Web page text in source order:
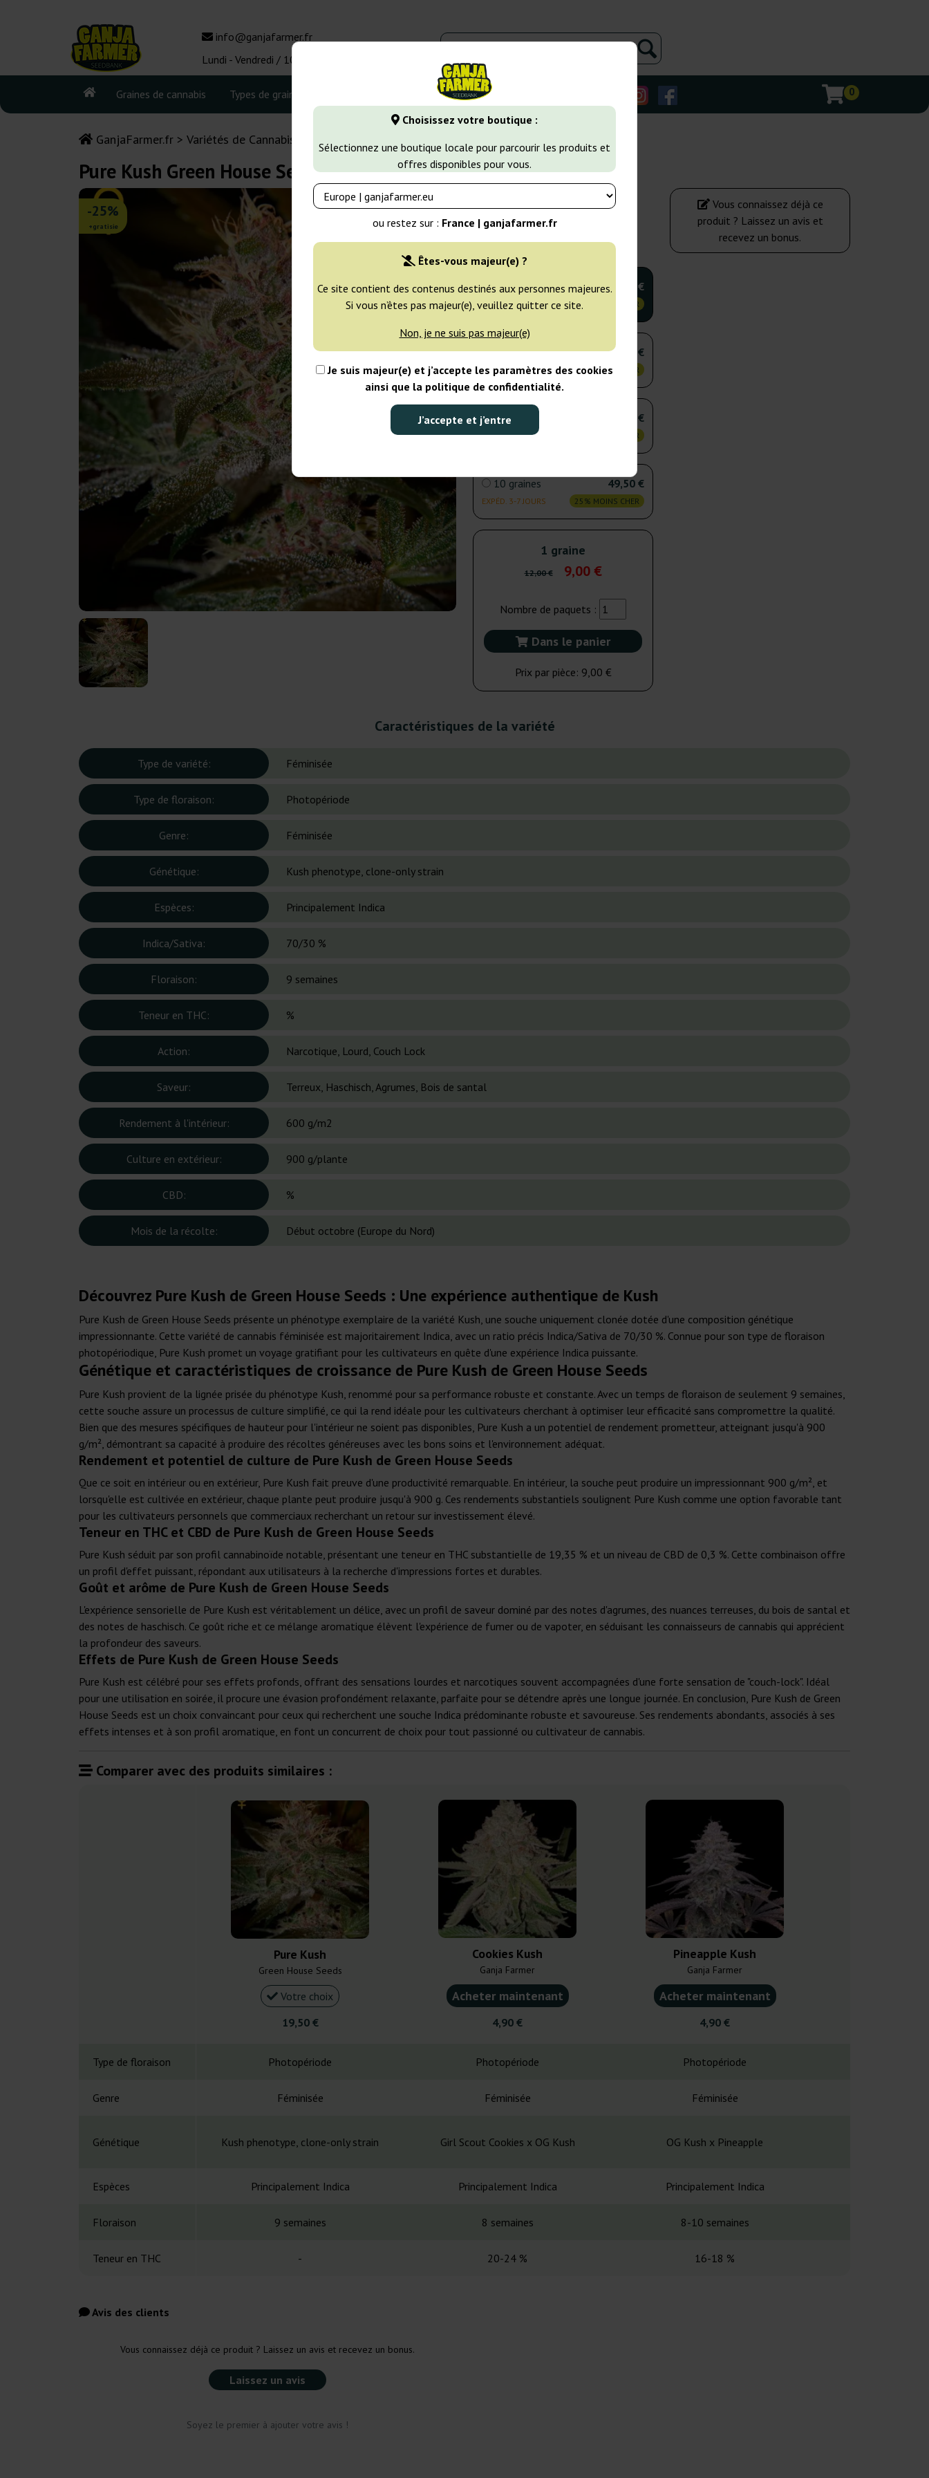
Choisissez votre boutique :
Sélectionnez une boutique locale pour parcourir les produits et
offres disponibles pour vous.
ou restez sur : France | ganjafarmer.fr
Êtes-vous majeur(e) ?
Ce site contient des contenus destinés aux personnes majeures.
Si vous n’êtes pas majeur(e), veuillez quitter ce site.
Non, je ne suis pas majeur(e)
Je suis majeur(e) et j’accepte les paramètres des cookies
ainsi que la politique de confidentialité.
J’accepte et j’entre
info@ganjafarmer.fr
Lundi - Vendredi / 10:00 - 16:00
Graines de cannabis Types de graines Variétés de cannabis 0
GanjaFarmer.fr Variétés de Cannabis
Pure Kush Green House Seeds
-25%
+gratisie
Green House Seeds
1 graine
EXPÉD. 3-7 JOURS
9,00 €
25% MOINS CHER
3 graines
EXPÉD. 3-7 JOURS
19,50 €
25% MOINS CHER
5 graines
EXPÉD. 3-7 JOURS
27,75 €
25% MOINS CHER
10 graines
EXPÉD. 3-7 JOURS
49,50 €
25% MOINS CHER
1 graine
12,00 € 9,00 €
Nombre de paquets :
Dans le panier
Prix par pièce: 9,00 €
Vous connaissez déjà ce
produit ? Laissez un avis et
recevez un bonus.
Caractéristiques de la variété
Type de variété: Féminisée
Type de floraison: Photopériode
Genre: Féminisée
Génétique: Kush phenotype, clone-only strain
Espèces: Principalement Indica
Indica/Sativa: 70/30 %
Floraison: 9 semaines
Teneur en THC: %
Action: Narcotique, Lourd, Couch Lock
Saveur: Terreux, Haschisch, Agrumes, Bois de santal
Rendement à l'intérieur: 600 g/m2
Culture en extérieur: 900 g/plante
CBD: %
Mois de la récolte: Début octobre (Europe du Nord)
Découvrez Pure Kush de Green House Seeds : Une expérience authentique de Kush
Pure Kush de Green House Seeds présente un phénotype exemplaire de la variété Kush, une souche uniquement clonée dotée d'une composition génétique
impressionnante. Cette variété de cannabis féminisée est majoritairement Indica, avec un ratio précis Indica/Sativa de 70/30 %. Connue pour son type de floraison
photopériodique, Pure Kush promet un voyage gratifiant pour les cultivateurs en quête d'une expérience Indica puissante.
Génétique et caractéristiques de croissance de Pure Kush de Green House Seeds
Pure Kush provient de la lignée prisée du phénotype Kush, renommé pour sa performance robuste et constante. Avec un temps de floraison de seulement 9 semaines,
cette souche assure un processus de culture simplifié, ce qui la rend idéale pour les cultivateurs cherchant à optimiser leur efficacité sans compromettre la qualité.
Bien que des mesures spécifiques de hauteur pour l'intérieur ne soient pas disponibles, Pure Kush a un potentiel de rendement prometteur, atteignant jusqu'à 900
g/m², démontrant sa capacité à produire des récoltes généreuses avec les bons soins et l'environnement adéquat.
Rendement et potentiel de culture de Pure Kush de Green House Seeds
Que ce soit en intérieur ou en extérieur, Pure Kush fait preuve d'une productivité remarquable. En intérieur, la souche peut produire un impressionnant 900 g/m², et
lorsqu'elle est cultivée en extérieur, chaque plante peut produire jusqu'à 900 g. Ces rendements substantiels soulignent Pure Kush comme une option favorable tant
pour les cultivateurs personnels que commerciaux recherchant un retour sur investissement élevé.
Teneur en THC et CBD de Pure Kush de Green House Seeds
Pure Kush séduit par son profil cannabinoïde notable, présentant une teneur en THC substantielle de 19,35 % et un niveau de CBD de 0,3 %. Cette combinaison offre
un profil d'effet puissant, répondant aux utilisateurs à la recherche d'impressions fortes et durables.
Goût et arôme de Pure Kush de Green House Seeds
L'expérience sensorielle de Pure Kush est véritablement un délice, avec un profil de saveur dominé par des notes d'agrumes, des nuances terreuses, du bois de santal et
des notes de haschisch. Ce goût riche et ce mélange aromatique élèvent l'expérience de fumer ou de vapoter, en séduisant les connaisseurs de cannabis qui apprécient
la profondeur des saveurs.
Effets de Pure Kush de Green House Seeds
Pure Kush est célébré pour ses effets profonds, offrant des sensations lourdes et narcotiques souvent accompagnées d'une forte sensation de "couch-lock". Idéal
pour une utilisation en soirée, il procure une évasion profondément relaxante, parfaite pour se détendre après une longue journée. En conclusion, Pure Kush de Green
House Seeds est un choix convaincant pour ceux qui recherchent une souche Indica prédominante robuste et savoureuse. Ses rendements abondants, associés à ses
effets intenses et à son profil aromatique, en font un concurrent de choix pour tout passionné ou cultivateur de cannabis.
Comparer avec des produits similaires :
Pure Kush
Green House Seeds
Votre choix
19,50 €
Cookies Kush
Ganja Farmer
Acheter maintenant
4,90 €
Pineapple Kush
Ganja Farmer
Acheter maintenant
4,90 €
Type de floraison Photopériode Photopériode Photopériode
Genre Féminisée Féminisée Féminisée
Génétique Kush phenotype, clone-only strain Girl Scout Cookies x OG Kush OG Kush x Pineapple
Espèces Principalement Indica Principalement Indica Principalement Indica
Floraison 9 semaines 8 semaines 8-10 semaines
Teneur en THC - 20-24 % 16-18 %
Avis des clients
Vous connaissez déjà ce produit ? Laissez un avis et recevez un bonus.
Laissez un avis
Soyez le premier à ajouter votre avis !